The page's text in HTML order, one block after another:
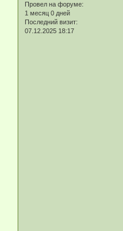
Провел на форуме:
1 месяц 0 дней
Последний визит:
07.12.2025 18:17